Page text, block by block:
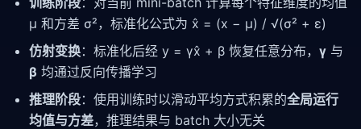
μ 和方差 σ²，标准化公式为 x̂ = (x − μ) / √(σ² + ε)
仿射变换：标准化后经 y = γx̂ + β 恢复任意分布， γ 与
β 均通过反向传播学习
推理阶段：使用训练时以滑动平均方式积累的全局运行
均值与方差，推理结果与 batch 大小无关